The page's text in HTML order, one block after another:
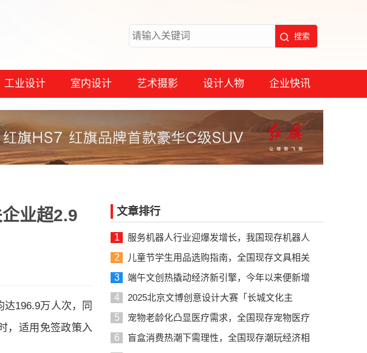
工业设计 室内设计 艺术摄影 设计人物 企业快讯
业超2.9
196.9万人次，同
，适用免签政策入
文章排行
1
服务机器人行业迎爆发增长，我国现存机器人
2
儿童节学生用品选购指南，全国现存文具相关
3
端午文创热撬动经济新引擎，今年以来便新增
4
2025北京文博创意设计大赛「长城文化主
5
宠物老龄化凸显医疗需求，全国现存宠物医疗
6
盲盒消费热潮下需理性，全国现存潮玩经济相